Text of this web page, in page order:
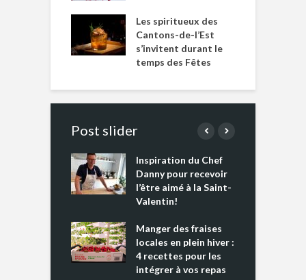
Les spiritueux des
Cantons-de-l’Est
s’invitent durant le
temps des Fêtes
Post slider
Inspiration du Chef
Danny pour recevoir
l’être aimé à la Saint-
Valentin!
Manger des fraises
locales en plein hiver :
4 recettes pour les
intégrer à vos repas